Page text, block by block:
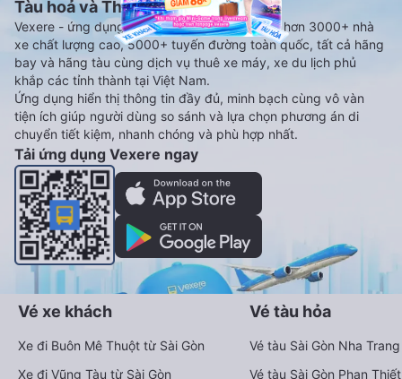
Tàu hoả và Thuê xe
Vexere - ứng dụng đặt vé đa phương tiện với hơn 3000+ nhà
xe chất lượng cao, 5000+ tuyến đường toàn quốc, tất cả hãng
bay và hãng tàu cùng dịch vụ thuê xe máy, xe du lịch phủ
khắp các tỉnh thành tại Việt Nam.
Ứng dụng hiển thị thông tin đầy đủ, minh bạch cùng vô vàn
tiện ích giúp người dùng so sánh và lựa chọn phương án di
chuyển tiết kiệm, nhanh chóng và phù hợp nhất.
Tải ứng dụng Vexere ngay
Vé xe khách
Xe đi Buôn Mê Thuột từ Sài Gòn
Xe đi Vũng Tàu từ Sài Gòn
Vé tàu hỏa
Vé tàu Sài Gòn Nha Trang
Vé tàu Sài Gòn Phan Thiết